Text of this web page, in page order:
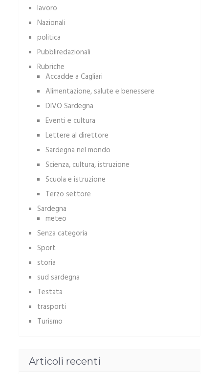
lavoro
Nazionali
politica
Pubbliredazionali
Rubriche
Accadde a Cagliari
Alimentazione, salute e benessere
DIVO Sardegna
Eventi e cultura
Lettere al direttore
Sardegna nel mondo
Scienza, cultura, istruzione
Scuola e istruzione
Terzo settore
Sardegna
meteo
Senza categoria
Sport
storia
sud sardegna
Testata
trasporti
Turismo
Articoli recenti